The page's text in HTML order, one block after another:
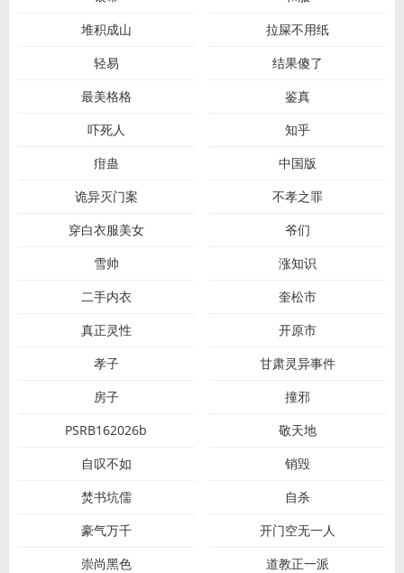
堆积成山
拉屎不用纸
轻易
结果傻了
最美格格
鉴真
吓死人
知乎
疳蛊
中国版
诡异灭门案
不孝之罪
穿白衣服美女
爷们
雪帅
涨知识
二手内衣
奎松市
真正灵性
开原市
孝子
甘肃灵异事件
房子
撞邪
PSRB162026b
敬天地
自叹不如
销毁
焚书坑儒
自杀
豪气万千
开门空无一人
崇尚黑色
道教正一派